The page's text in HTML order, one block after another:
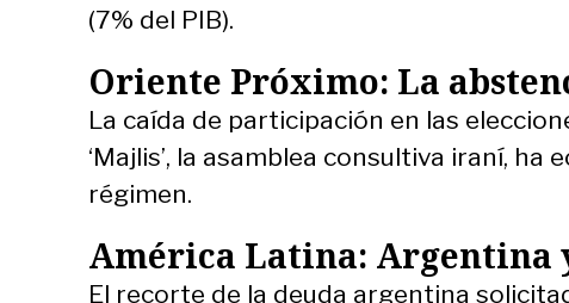
(7% del PIB).
Oriente Próximo: La
La caída de participación en las
‘Majlis’, la asamblea consultiva iraní,
régimen.
América Latina: Argentina
El recorte de la deuda argentina